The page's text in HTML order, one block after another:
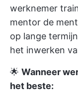
werknemer
mentor de
op lange
het inwerken
🌟 Wanneer
het beste: